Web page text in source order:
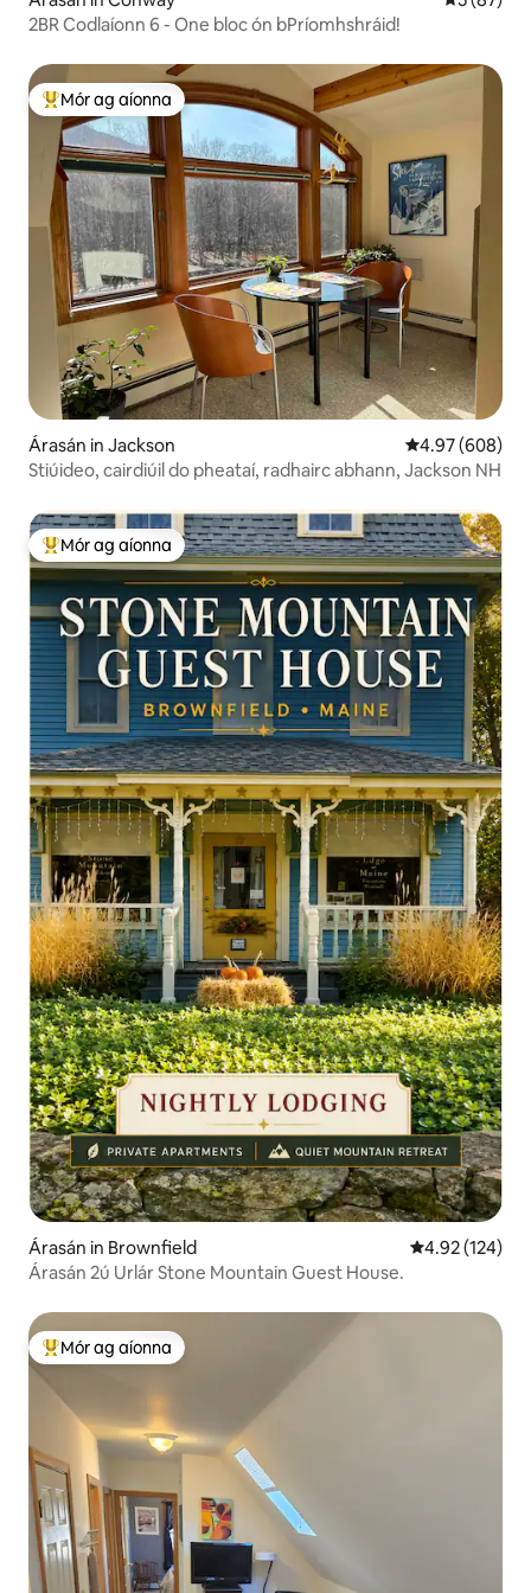
2BR Codlaíonn 6 - One bloc ón bPríomhshráid!
An-mhór ag aíonna
Mór ag aíonna
Árasán in Jackson Meánrátáil
4.97 (608)
Stiúideo, cairdiúil do pheataí, radhairc abhann, Jackson NH
An-mhór ag aíonna
Mór ag aíonna
Árasán in Brownfield Meánrátáil
4.92 (124)
Árasán 2ú Urlár Stone Mountain Guest House.
An-mhór ag aíonna
Mór ag aíonna